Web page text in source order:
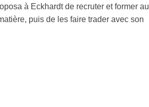
à Eckhardt de recruter et former au
puis de les faire trader avec son